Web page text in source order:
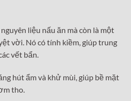
liệu nấu ăn mà còn là một
vời. Nó có tính kiềm, giúp trung
vết bẩn.
hút ẩm và khử mùi, giúp bề mặt
tho.